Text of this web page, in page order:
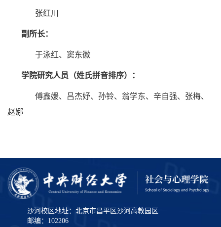
张红川
副所长：
于泳红、窦东徽
学院研究人员（姓氏拼音排序）：
傅鑫媛、吕杰妤、孙铃、翁学东、辛自强、张梅、
赵娜
沙河校区地址：北京市昌平区沙河高教园区
邮编：102206